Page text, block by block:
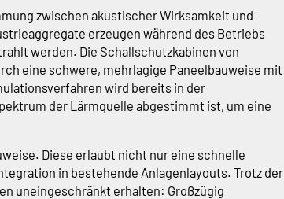
zwischen akustischer Wirksamkeit und
erzeugen während des Betriebs
werden. Die Schallschutzkabinen von
eine schwere, mehrlagige Paneelbauweise mit
wird bereits in der
der Lärmquelle abgestimmt ist, um eine
Diese erlaubt nicht nur eine schnelle
in bestehende Anlagenlayouts. Trotz der
uneingeschränkt erhalten: Großzügig